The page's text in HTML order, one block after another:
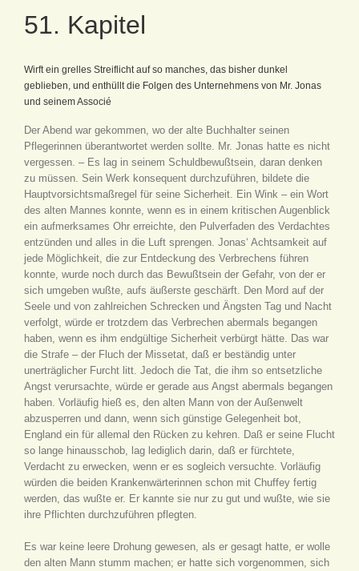
51. Kapitel
Wirft ein grelles Streiflicht auf so manches, das bisher dunkel
geblieben, und enthüllt die Folgen des Unternehmens von Mr. Jonas
und seinem Associé
Der Abend war gekommen, wo der alte Buchhalter seinen
Pflegerinnen überantwortet werden sollte. Mr. Jonas hatte es nicht
vergessen. – Es lag in seinem Schuldbewußtsein, daran denken
zu müssen. Sein Werk konsequent durchzuführen, bildete die
Hauptvorsichtsmaßregel für seine Sicherheit. Ein Wink – ein Wort
des alten Mannes konnte, wenn es in einem kritischen Augenblick
ein aufmerksames Ohr erreichte, den Pulverfaden des Verdachtes
entzünden und alles in die Luft sprengen. Jonas‘ Achtsamkeit auf
jede Möglichkeit, die zur Entdeckung des Verbrechens führen
konnte, wurde noch durch das Bewußtsein der Gefahr, von der er
sich umgeben wußte, aufs äußerste geschärft. Den Mord auf der
Seele und von zahlreichen Schrecken und Ängsten Tag und Nacht
verfolgt, würde er trotzdem das Verbrechen abermals begangen
haben, wenn es ihm endgültige Sicherheit verbürgt hätte. Das war
die Strafe – der Fluch der Missetat, daß er beständig unter
unerträglicher Furcht litt. Jedoch die Tat, die ihm so entsetzliche
Angst verursachte, würde er gerade aus Angst abermals begangen
haben. Vorläufig hieß es, den alten Mann von der Außenwelt
abzusperren und dann, wenn sich günstige Gelegenheit bot,
England ein für allemal den Rücken zu kehren. Daß er seine Flucht
so lange hinausschob, lag lediglich darin, daß er fürchtete,
Verdacht zu erwecken, wenn er es sogleich versuchte. Vorläufig
würden die beiden Krankenwärterinnen schon mit Chuffey fertig
werden, das wußte er. Er kannte sie nur zu gut und wußte, wie sie
ihre Pflichten durchzuführen pflegten.
Es war keine leere Drohung gewesen, als er gesagt hatte, er wolle
den alten Mann stumm machen; er hatte sich vorgenommen, sich